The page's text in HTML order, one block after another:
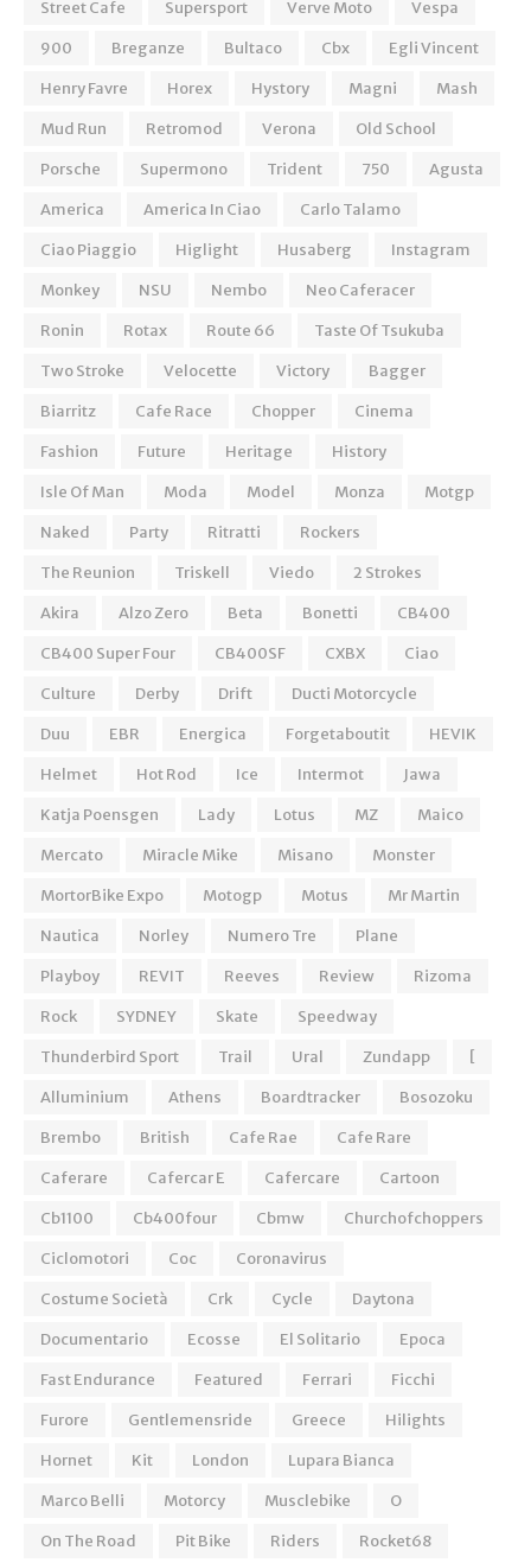
Street Cafe Supersport Verve Moto
Vespa
900
Breganze Bultaco Cbx
Egli Vincent
Henry Favre
Horex Hystory Magni
Mash
Mud Run
Retromod Verona
Old School
Porsche
Supermono Trident 750
Agusta
America
America In Ciao
Carlo Talamo
Ciao Piaggio
Higlight Husaberg
Instagram
Monkey
NSU Nembo
Neo Caferacer
Ronin
Rotax Route 66
Taste Of Tsukuba
Two Stroke
Velocette Victory
Bagger
Biarritz
Cafe Race Chopper
Cinema
Fashion
Future Heritage
History
Isle Of Man
Moda Model Monza
Motgp
Naked
Party Ritratti
Rockers
The Reunion
Triskell Viedo
2 Strokes
Akira
Alzo Zero Beta Bonetti
CB400
CB400 Super Four
CB400SF CXBX
Ciao
Culture
Derby Drift
Ducti Motorcycle
Duu
EBR Energica Forgetaboutit
HEVIK
Helmet
Hot Rod Ice Intermot
Jawa
Katja Poensgen
Lady Lotus MZ
Maico
Mercato
Miracle Mike Misano
Monster
MortorBike Expo
Motogp Motus
Mr Martin
Nautica
Norley Numero Tre
Plane
Playboy
REVIT Reeves Review
Rizoma
Rock
SYDNEY Skate
Speedway
Thunderbird Sport
Trail Ural Zundapp
[
Alluminium
Athens Boardtracker
Bosozoku
Brembo
British Cafe Rae
Cafe Rare
Caferare
Cafercar E Cafercare
Cartoon
Cb1100
Cb400four Cbmw
Churchofchoppers
Ciclomotori
Coc
Coronavirus
Costume Società
Crk Cycle
Daytona
Documentario
Ecosse El Solitario
Epoca
Fast Endurance
Featured Ferrari
Ficchi
Furore
Gentlemensride Greece
Hilights
Hornet
Kit London
Lupara Bianca
Marco Belli
Motorcy Musclebike
O
On The Road
Pit Bike Riders
Rocket68